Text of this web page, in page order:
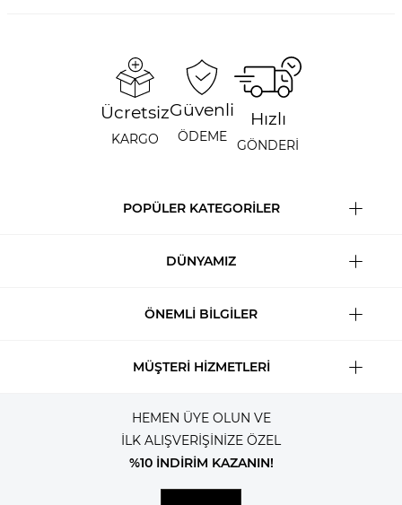
Ücretsiz
KARGO
Güvenli
ÖDEME
Hızlı
GÖNDERİ
POPÜLER KATEGORİLER
DÜNYAMIZ
ÖNEMLİ BİLGİLER
MÜŞTERİ HİZMETLERİ
HEMEN ÜYE OLUN VE
İLK ALIŞVERİŞİNİZE ÖZEL
%10 İNDİRİM KAZANIN!